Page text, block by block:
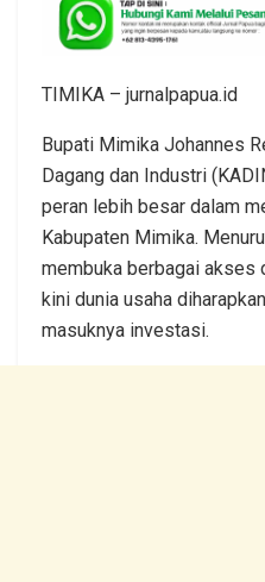
TIMIKA – jurnalpapua.id
Bupati Mimika Johannes
Dagang dan Industri
peran lebih besar dalam
Kabupaten Mimika.
membuka berbagai akses
kini dunia usaha
masuknya investasi.